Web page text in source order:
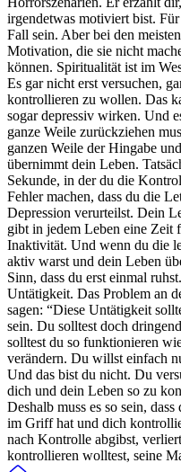
irgendetwas motiviert bist.
Fall sein. Aber bei den
Motivation, die sie nicht
können. Spiritualität ist im
Es gar nicht erst versuchen,
kontrollieren zu wollen. Das
sogar depressiv wirken. Und
ganze Weile zurückziehen
ganzen Weile der Hingabe
übernimmt dein Leben.
Sekunde, in der du die
Fehler machen, dass du die
Depression verurteilst. Dein
gibt in jedem Leben eine
Inaktivität. Und wenn du die
aktiv warst und dein Leben
Sinn, dass du erst einmal
Untätigkeit. Das Problem an
sagen: “Diese Untätigkeit
sein. Du solltest doch
solltest du so funktionieren
verändern. Du willst einfach
Und das bist du nicht. Du
dich und dein Leben so zu
Deshalb muss es so sein,
im Griff hat und dich
nach Kontrolle abgibst,
kontrollieren wolltest, seine